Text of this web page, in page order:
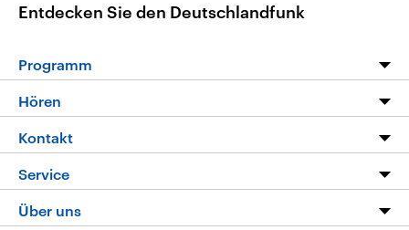
Entdecken Sie den Deutschlandfunk
Programm
Programm
Die Nachrichten
Nachrichtenleicht
Neue Beiträge auf dlf.de
Hören
Livestream
Podcasts
Deutschlandfunk App
Kontakt
Hörerservice
Service
FAQ
Über uns